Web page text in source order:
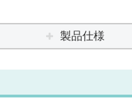
製品仕様